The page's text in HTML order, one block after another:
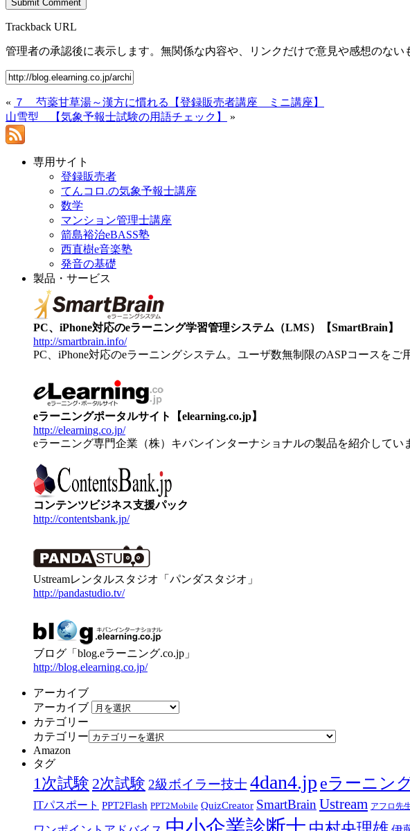
Trackback URL
管理者の承認後に表示します。無関係な内容や、リンクだけで意見や感想のない
« ７ 芍薬甘草湯～漢方に慣れる【登録販売者講座 ミニ講座】
山雪型 【気象予報士試験の用語チェック】
»
専用サイト
登録販売者
てんコロ.の気象予報士講座
数学
マンション管理士講座
箭島裕治eBASS塾
西直樹e音楽塾
発音の基礎
製品・サービス
PC、iPhone対応のeラーニング学習管理システム（LMS）【SmartBrain】
http://smartbrain.info/
PC、iPhone対応のeラーニングシステム。ユーザ数無制限のASPコースをご
eラーニングポータルサイト【elearning.co.jp】
http://elearning.co.jp/
eラーニング専門企業（株）キバンインターナショナルの製品を紹介してい
コンテンツビジネス支援パック
http://contentsbank.jp/
Ustreamレンタルスタジオ「パンダスタジオ」
http://pandastudio.tv/
ブログ「blog.eラーニング.co.jp」
http://blog.elearning.co.jp/
アーカイブ
アーカイブ
カテゴリー
カテゴリー
Amazon
タグ
1次試験 2次試験 2級ボイラー技士4dan4.jp eラーニン
ITパスポート PPT2Flash PPT2Mobile QuizCreator SmartBrain Ustream アフロ先